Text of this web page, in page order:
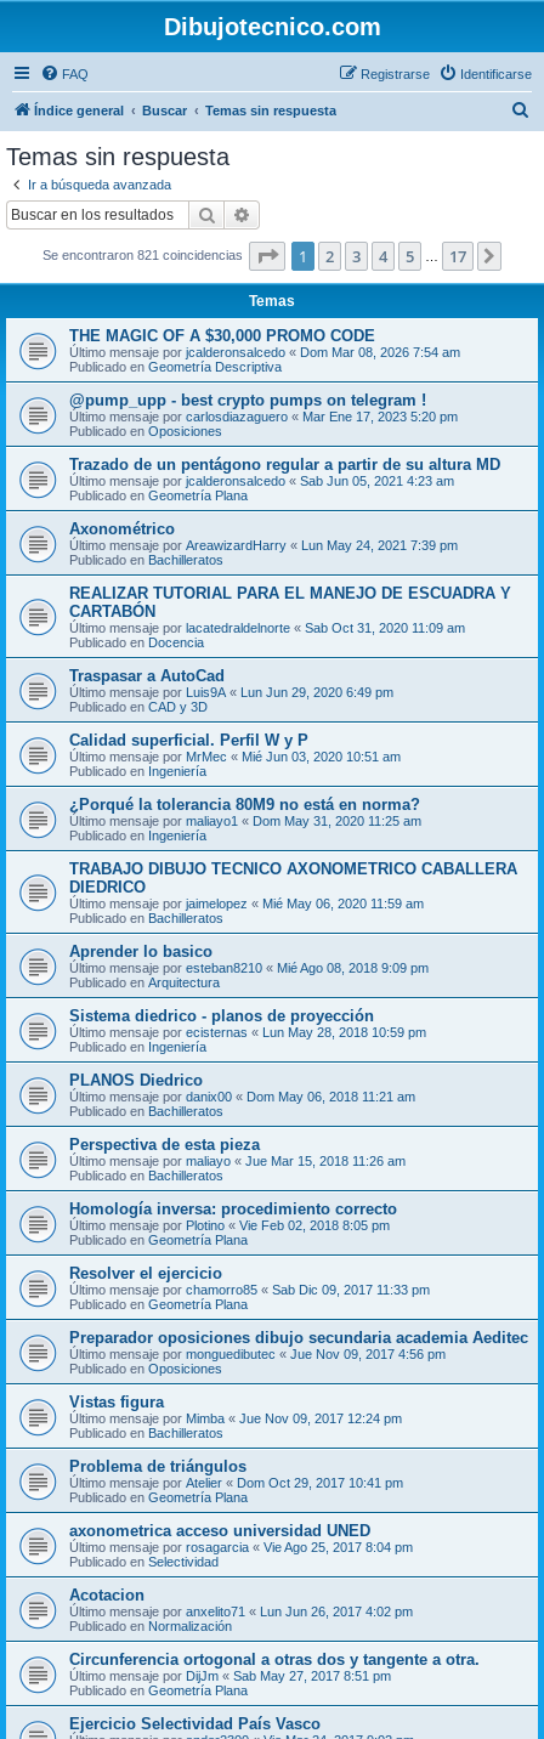
Dibujotecnico.com
FAQ Identificarse
Registrarse
Índice general Buscar Temas sin respuesta
Temas sin respuesta
Ir a búsqueda avanzada
Buscar
Se encontraron 821 coincidencias Página de 17
1 2 3 4 5 17
Temas
THE MAGIC OF A $30,000 PROMO CODE
Último mensaje por jcalderonsalcedo « Dom Mar 08, 2026 7:54 am
Publicado en Geometría Descriptiva
@pump_upp - best crypto pumps on telegram !
Último mensaje por carlosdiazaguero « Mar Ene 17, 2023 5:20 pm
Publicado en Oposiciones
Trazado de un pentágono regular a partir de su altura MD
Último mensaje por jcalderonsalcedo « Sab Jun 05, 2021 4:23 am
Publicado en Geometría Plana
Axonométrico
Último mensaje por AreawizardHarry « Lun May 24, 2021 7:39 pm
Publicado en Bachilleratos
REALIZAR TUTORIAL PARA EL MANEJO DE ESCUADRA Y
CARTABÓN
Último mensaje por lacatedraldelnorte « Sab Oct 31, 2020 11:09 am
Publicado en Docencia
Traspasar a AutoCad
Último mensaje por Luis9A « Lun Jun 29, 2020 6:49 pm
Publicado en CAD y 3D
Calidad superficial. Perfil W y P
Último mensaje por MrMec « Mié Jun 03, 2020 10:51 am
Publicado en Ingeniería
¿Porqué la tolerancia 80M9 no está en norma?
Último mensaje por maliayo1 « Dom May 31, 2020 11:25 am
Publicado en Ingeniería
TRABAJO DIBUJO TECNICO AXONOMETRICO CABALLERA
DIEDRICO
Último mensaje por jaimelopez « Mié May 06, 2020 11:59 am
Publicado en Bachilleratos
Aprender lo basico
Último mensaje por esteban8210 « Mié Ago 08, 2018 9:09 pm
Publicado en Arquitectura
Sistema diedrico - planos de proyección
Último mensaje por ecisternas « Lun May 28, 2018 10:59 pm
Publicado en Ingeniería
PLANOS Diedrico
Último mensaje por danix00 « Dom May 06, 2018 11:21 am
Publicado en Bachilleratos
Perspectiva de esta pieza
Último mensaje por maliayo « Jue Mar 15, 2018 11:26 am
Publicado en Bachilleratos
Homología inversa: procedimiento correcto
Último mensaje por Plotino « Vie Feb 02, 2018 8:05 pm
Publicado en Geometría Plana
Resolver el ejercicio
Último mensaje por chamorro85 « Sab Dic 09, 2017 11:33 pm
Publicado en Geometría Plana
Preparador oposiciones dibujo secundaria academia Aeditec
Último mensaje por monguedibutec « Jue Nov 09, 2017 4:56 pm
Publicado en Oposiciones
Vistas figura
Último mensaje por Mimba « Jue Nov 09, 2017 12:24 pm
Publicado en Bachilleratos
Problema de triángulos
Último mensaje por Atelier « Dom Oct 29, 2017 10:41 pm
Publicado en Geometría Plana
axonometrica acceso universidad UNED
Último mensaje por rosagarcia « Vie Ago 25, 2017 8:04 pm
Publicado en Selectividad
Acotacion
Último mensaje por anxelito71 « Lun Jun 26, 2017 4:02 pm
Publicado en Normalización
Circunferencia ortogonal a otras dos y tangente a otra.
Último mensaje por DijJm « Sab May 27, 2017 8:51 pm
Publicado en Geometría Plana
Ejercicio Selectividad País Vasco